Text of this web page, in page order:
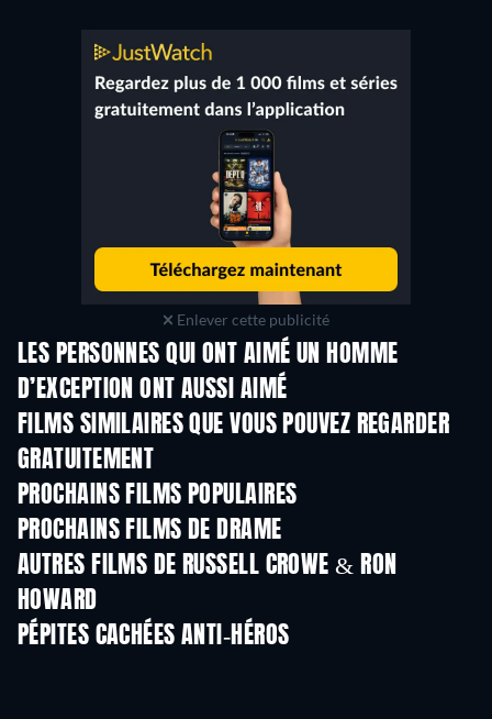
Enlever cette publicité
LES PERSONNES QUI ONT AIMÉ UN HOMME
D’EXCEPTION ONT AUSSI AIMÉ
FILMS SIMILAIRES QUE VOUS POUVEZ REGARDER
GRATUITEMENT
PROCHAINS FILMS POPULAIRES
PROCHAINS FILMS DE DRAME
AUTRES FILMS DE RUSSELL CROWE & RON
HOWARD
PÉPITES CACHÉES ANTI-HÉROS